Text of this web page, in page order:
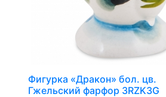
Фигурка «Дракон» бол. цв.
Гжельский фарфор 3RZK3G